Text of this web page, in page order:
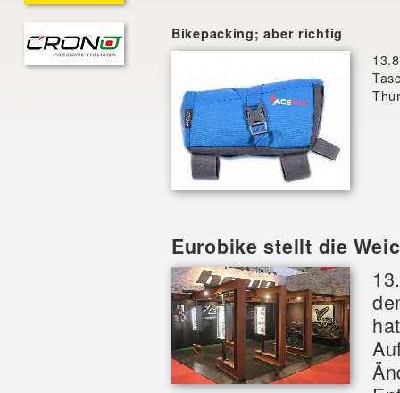
Bikepacking; aber richtig
Eurobike stellt die